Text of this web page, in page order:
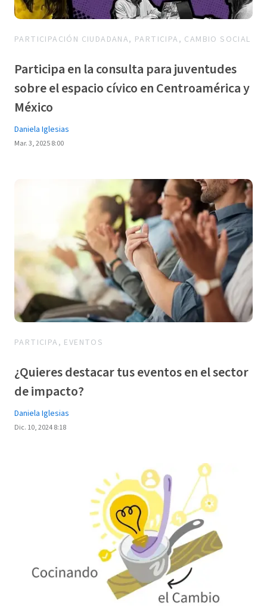
PARTICIPACIÓN CIUDADANA, PARTICIPA, CAMBIO SOCIAL
Participa en la consulta para juventudes
sobre el espacio cívico en Centroamérica y
México
Daniela Iglesias
Mar. 3, 2025 8:00
PARTICIPA, EVENTOS
¿Quieres destacar tus eventos en el sector
de impacto?
Daniela Iglesias
Dic. 10, 2024 8:18